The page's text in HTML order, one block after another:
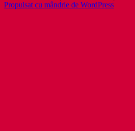
Propulsat cu mândrie de WordPress